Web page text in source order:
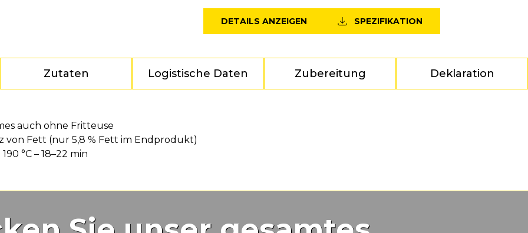
DETAILS ANZEIGEN SPEZIFIKATION
Zutaten Logistische Daten Zubereitung Deklaration
auch ohne Fritteuse
von Fett (nur 5,8 % Fett im Endprodukt)
°C – 18–22 min